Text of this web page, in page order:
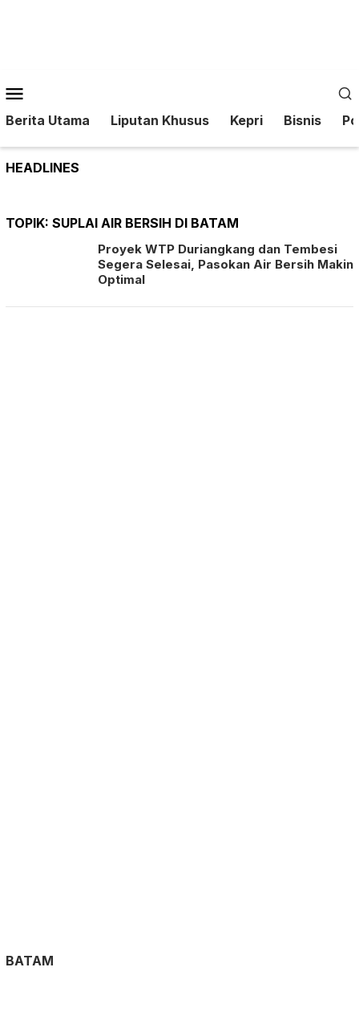
Mobile
Berita Utama Liputan Khusus Kepri Bisnis
HEADLINES
TOPIK: SUPLAI AIR BERSIH DI BATAM
Proyek WTP Duriangkang dan Tembesi
Segera Selesai, Pasokan Air Bersih Makin
Optimal
BATAM